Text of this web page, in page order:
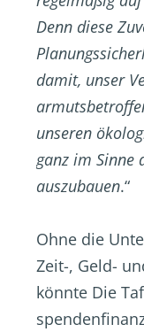
Denn diese
damit, unser
unseren
ganz im Sinne
auszubauen.“
Ohne die
Zeit-, Geld-
könnte Die